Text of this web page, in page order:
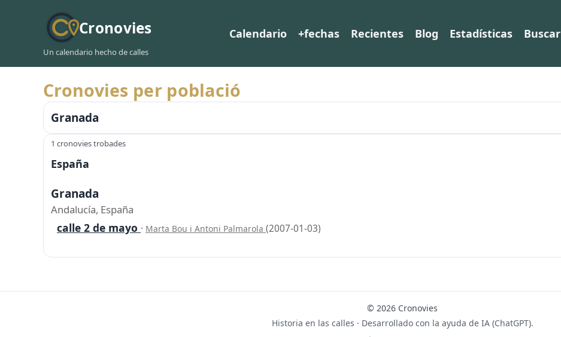
Cronovies
Un calendario hecho de calles
Calendario +fechas Recientes Blog Estadísticas Buscar
Cronovies per població
Granada
1 cronovies trobades
España
Granada
Andalucía, España
calle 2 de mayo · Marta Bou i Antoni Palmarola (2007-01-03)
© 2026 Cronovies
Historia en las calles · Desarrollado con la ayuda de IA (ChatGPT).